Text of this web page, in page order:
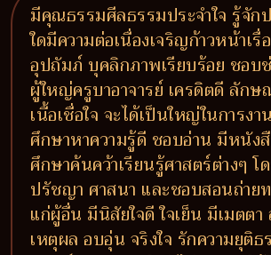
มีคุณธรรมศีลธรรมประจำใจ รู้จัก
ใดมีความต่อเนื่องเจริญก้าวหน้าเ
อุปถัมภ์ บุคลิกภาพเรียบร้อย ชอบ
ผู้ใหญ่ครูบาอาจารย์ เครดิตดี ลัก
เนื้อเชื่อใจ จะได้เป็นใหญ่ในการงา
ศึกษาหาความรู้ดี ชอบอ่าน มีหนัง
ศึกษาค้นคว้าเรียนรู้ศาสตร์ต่างๆ โ
ปรัชญา ศาสนา และชอบสอนถ่าย
แก่ผู้อื่น มีนิสัยใจดี ใจเย็น มีเมตต
เหตุผล อบอุ่น จริงใจ รักความยุติ